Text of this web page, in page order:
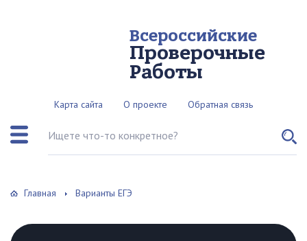
Всероссийские
Проверочные
Работы
Карта сайта О проекте Обратная связь
Поиск по сайту
Главная Варианты ЕГЭ